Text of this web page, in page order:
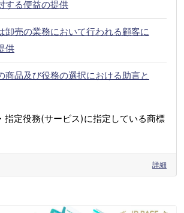
する便益の提供
卸売の業務において行われる顧客に
供
商品及び役務の選択における助言と
指定役務(サービス)に指定している商標
詳細